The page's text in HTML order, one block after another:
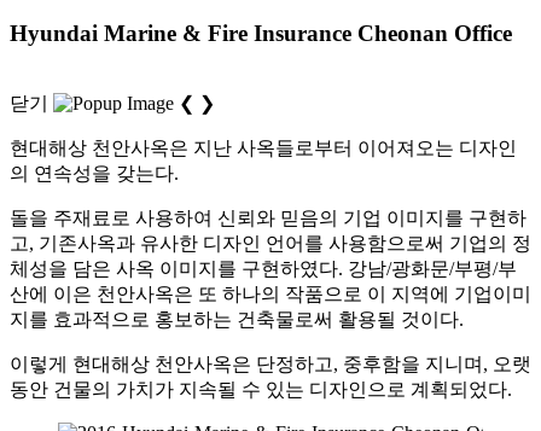
Hyundai Marine & Fire Insurance Cheonan Office
닫기 ❮ ❯
현대해상 천안사옥은 지난 사옥들로부터 이어져오는 디자인
의 연속성을 갖는다.
돌을 주재료로 사용하여 신뢰와 믿음의 기업 이미지를 구현하
고, 기존사옥과 유사한 디자인 언어를 사용함으로써 기업의 정
체성을 담은 사옥 이미지를 구현하였다. 강남/광화문/부평/부
산에 이은 천안사옥은 또 하나의 작품으로 이 지역에 기업이미
지를 효과적으로 홍보하는 건축물로써 활용될 것이다.
이렇게 현대해상 천안사옥은 단정하고, 중후함을 지니며, 오랫
동안 건물의 가치가 지속될 수 있는 디자인으로 계획되었다.